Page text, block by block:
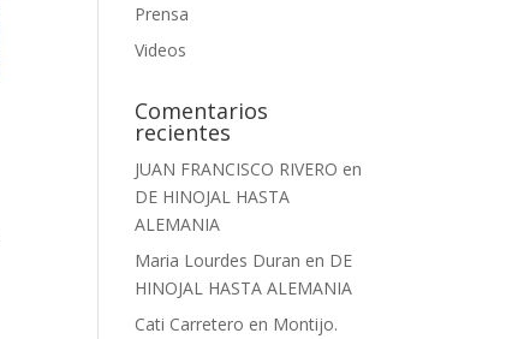
Prensa
Videos
Comentarios
recientes
JUAN FRANCISCO RIVERO en
DE HINOJAL HASTA
ALEMANIA
Maria Lourdes Duran en DE
HINOJAL HASTA ALEMANIA
Cati Carretero en Montijo.